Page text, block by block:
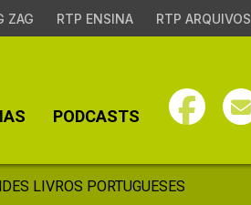
ZAG RTP ENSINA RTP ARQUIVOS
PODCASTS
LIVROS PORTUGUESES